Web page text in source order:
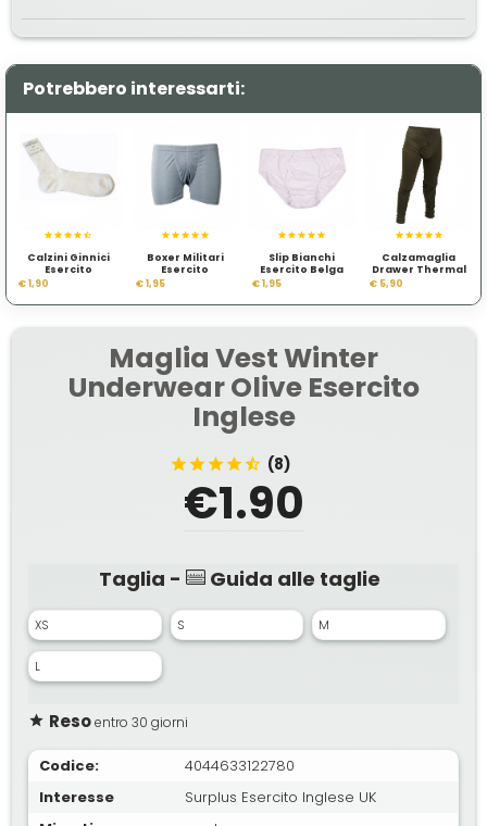
Potrebbero interessarti:
Calzini Ginnici
Esercito
Olandese
€ 1,90
Boxer Militari
Esercito
Olandese
€ 1,95
Slip Bianchi
Esercito Belga
€ 1,95
Calzamaglia
Drawer Thermal
Underwear
€ 5,90
Maglia Vest Winter
Underwear Olive Esercito
Inglese
(8)
€1.90
Taglia - Guida alle taglie
XS S M
L
Resoentro 30 giorni
Codice:
4044633122780
Interesse
Surplus Esercito Inglese UK